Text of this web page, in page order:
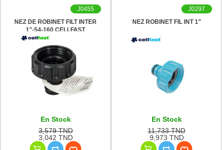
NEZ DE ROBINET FILT INTER
1"-54-160 CELLFAST
J0455
En Stock
3,579 TND
3,042 TND
NEZ ROBINET FIL INT 1"
J0297
En Stock
11,733 TND
9,973 TND